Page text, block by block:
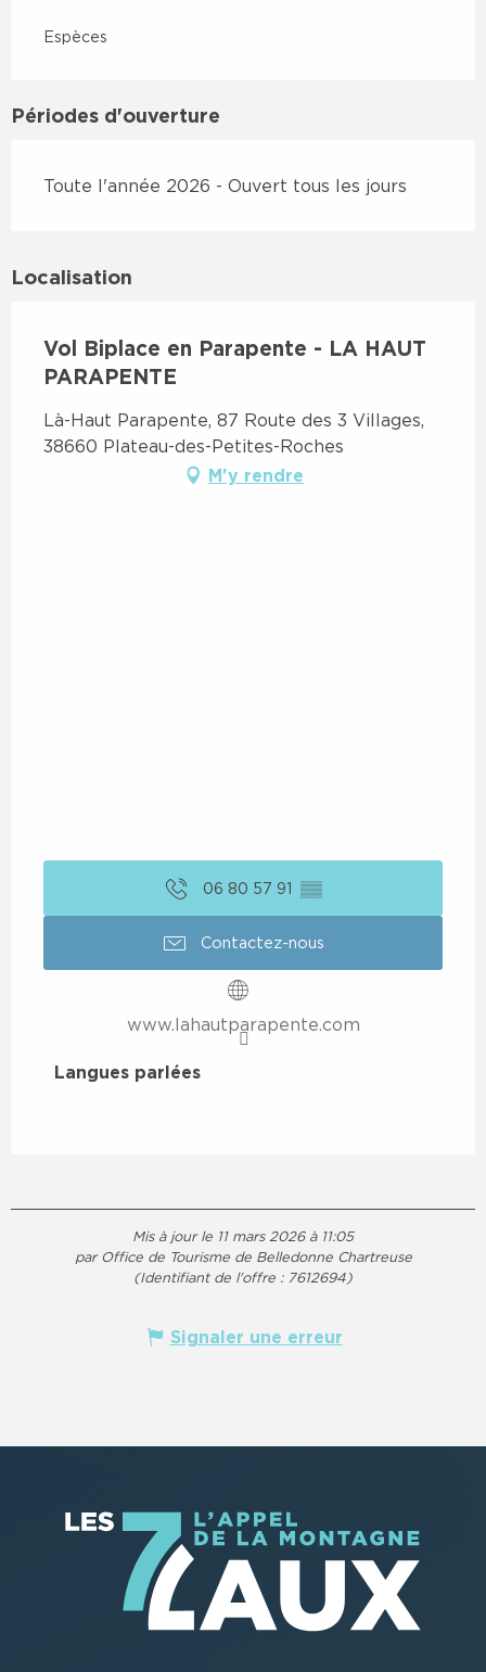
Espèces
Périodes d'ouverture
Toute l'année 2026 - Ouvert tous les jours
Localisation
Vol Biplace en Parapente - LA HAUT
PARAPENTE
Là-Haut Parapente, 87 Route des 3 Villages,
38660 Plateau-des-Petites-Roches
M'y rendre
06 80 57 91 ▒▒
Contactez-nous
www.lahautparapente.com
Langues parlées
Langues parlées
Mis à jour le 11 mars 2026 à 11:05
par Office de Tourisme de Belledonne Chartreuse
(Identifiant de l'offre : 7612694 )
Signaler une erreur